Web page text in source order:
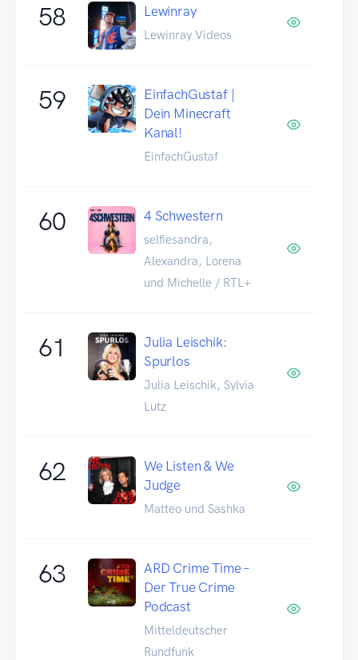
58 Lewinray
Lewinray Videos
59
EinfachGustaf |
Dein Minecraft
Kanal!
EinfachGustaf
60 4 Schwestern
selfiesandra,
Alexandra, Lorena
und Michelle / RTL+
61
Julia Leischik:
Spurlos
Julia Leischik, Sylvia
Lutz
62
We Listen & We
Judge
Matteo und Sashka
63
ARD Crime Time –
Der True Crime
Podcast
Mitteldeutscher
Rundfunk